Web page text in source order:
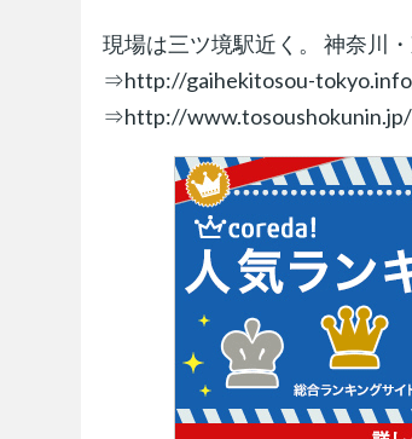
現場は三ツ境駅近く。 神奈川
⇒http://gaihekitosou-
⇒http://